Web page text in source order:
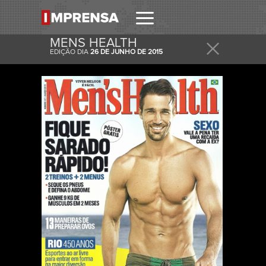
MENS HEALTH
EDIÇÃO DIA 26 DE JUNHO DE 2015
RECEBER
RECEBA ESTA E OUTRAS CAPAS NO SEU EMAIL
DIARIAMENTE.